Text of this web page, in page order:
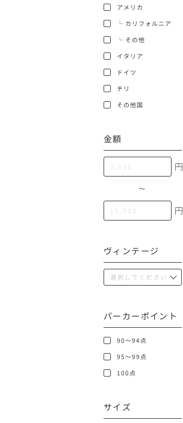
アメリカ
└ カリフォルニア
└ その他
イタリア
ドイツ
チリ
その他国
金額
円
〜
円
ヴィンテージ
パーカーポイント
90～94点
95～99点
100点
サイズ